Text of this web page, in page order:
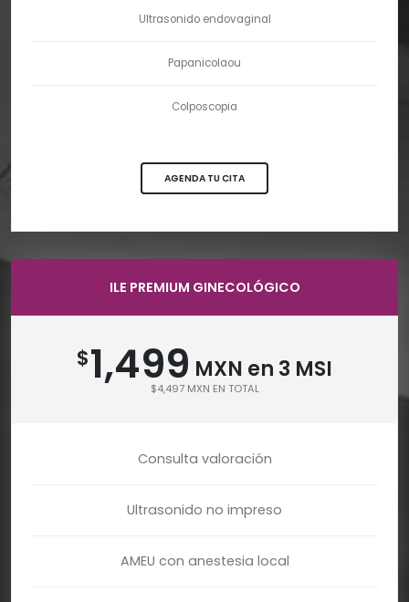
Ultrasonido endovaginal
Papanicolaou
Colposcopia
AGENDA TU CITA
ILE PREMIUM GINECOLÓGICO
$1,499 MXN en 3 MSI
$4,497 MXN EN TOTAL
Consulta valoración
Ultrasonido no impreso
AMEU con anestesia local